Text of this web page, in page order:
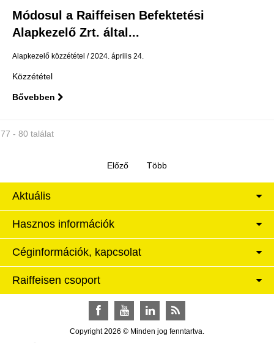
Módosul a Raiffeisen Befektetési
Alapkezelő Zrt. által...
Alapkezelő közzététel 2024. április 24.
Közzététel
Bővebben
77 - 80 találat
Aktuális
Hasznos információk
Céginformációk, kapcsolat
Raiffeisen csoport
Copyright 2026 © Minden jog fenntartva.
FacebookYouTubeLinkedInRSS